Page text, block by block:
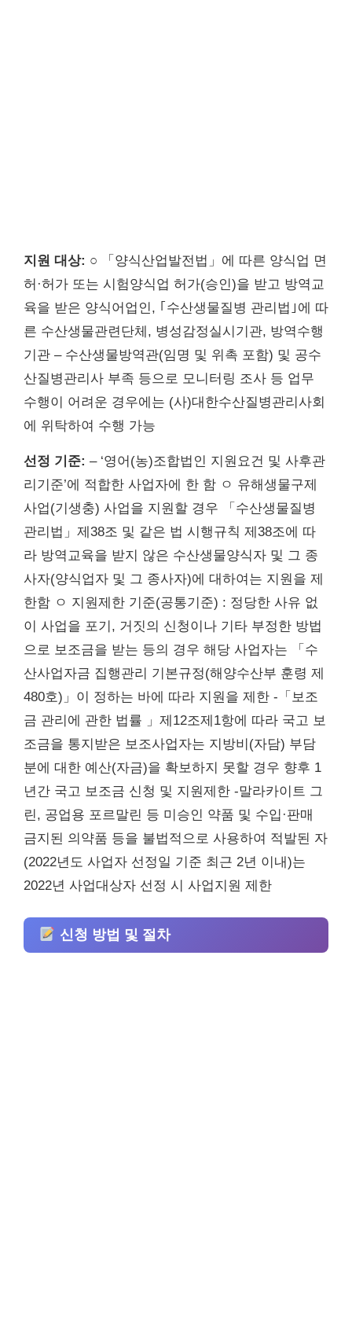
지원 대상: ○ 「양식산업발전법」에 따른 양식업 면
허·허가 또는 시험양식업 허가(승인)을 받고 방역교
육을 받은 양식어업인, ｢수산생물질병 관리법｣에 따
른 수산생물관련단체, 병성감정실시기관, 방역수행
기관 – 수산생물방역관(임명 및 위촉 포함) 및 공수
산질병관리사 부족 등으로 모니터링 조사 등 업무
수행이 어려운 경우에는 (사)대한수산질병관리사회
에 위탁하여 수행 가능
선정 기준: – ‘영어(농)조합법인 지원요건 및 사후관
리기준’에 적합한 사업자에 한 함 ㅇ 유해생물구제
사업(기생충) 사업을 지원할 경우 「수산생물질병
관리법」제38조 및 같은 법 시행규칙 제38조에 따
라 방역교육을 받지 않은 수산생물양식자 및 그 종
사자(양식업자 및 그 종사자)에 대하여는 지원을 제
한함 ㅇ 지원제한 기준(공통기준) : 정당한 사유 없
이 사업을 포기, 거짓의 신청이나 기타 부정한 방법
으로 보조금을 받는 등의 경우 해당 사업자는 「수
산사업자금 집행관리 기본규정(해양수산부 훈령 제
480호)」이 정하는 바에 따라 지원을 제한 -「보조
금 관리에 관한 법률 」제12조제1항에 따라 국고 보
조금을 통지받은 보조사업자는 지방비(자담) 부담
분에 대한 예산(자금)을 확보하지 못할 경우 향후 1
년간 국고 보조금 신청 및 지원제한 -말라카이트 그
린, 공업용 포르말린 등 미승인 약품 및 수입·판매
금지된 의약품 등을 불법적으로 사용하여 적발된 자
(2022년도 사업자 선정일 기준 최근 2년 이내)는
2022년 사업대상자 선정 시 사업지원 제한
신청 방법 및 절차